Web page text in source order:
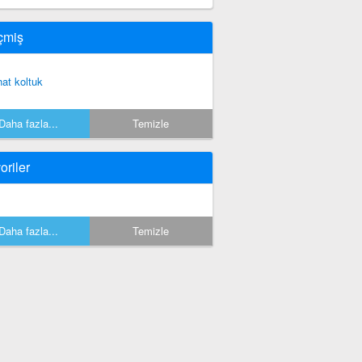
koltuk
Daha fazla... Temizle
Daha fazla... Temizle